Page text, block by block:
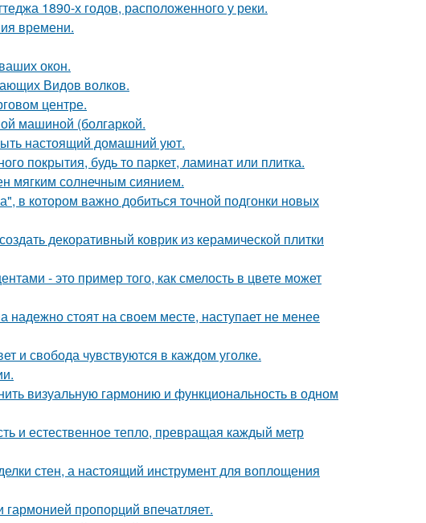
1890-х годов, расположенного у реки.
времени.
окон.
Видов волков.
центре.
машиной (болгаркой.
настоящий домашний уют.
покрытия, будь то паркет, ламинат или плитка.
мягким солнечным сиянием.
в котором важно добиться точной подгонки новых
декоративный коврик из керамической плитки
- это пример того, как смелость в цвете может
стоят на своем месте, наступает не менее
и свобода чувствуются в каждом уголке.
визуальную гармонию и функциональность в одном
и естественное тепло, превращая каждый метр
стен, а настоящий инструмент для воплощения
гармонией пропорций впечатляет.